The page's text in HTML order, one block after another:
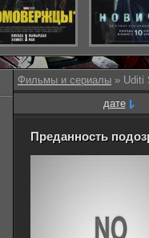
Фильмы и сериалы » Uditi
дате
Преданность